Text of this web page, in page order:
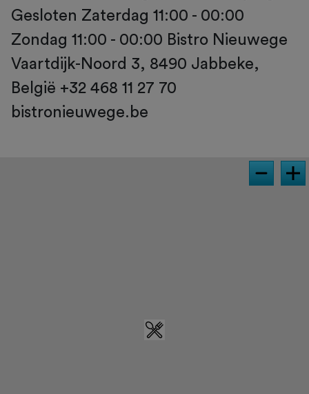
Gesloten Zaterdag 11:00 - 00:00
Zondag 11:00 - 00:00 Bistro Nieuwege
Vaartdijk-Noord 3, 8490 Jabbeke,
België +32 468 11 27 70
bistronieuwege.be